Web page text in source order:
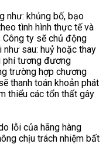
như: khủng bố, bạo
tình hình thực tế và
Công ty sẽ chủ động
sau: huỷ hoặc thay
phí tương đương
trường hợp chương
thanh toán khoản phát
thiểu các tổn thất gây
lỗi của hãng hàng
chịu trách nhiệm bất